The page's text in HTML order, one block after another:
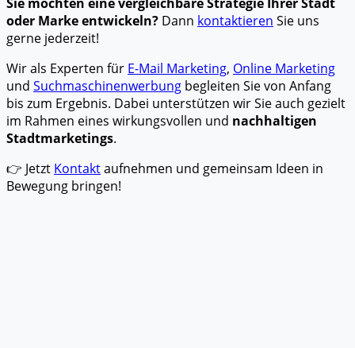
oder Marke entwickeln? Dann kontaktieren Sie uns
gerne jederzeit!
Wir als Experten für E-Mail Marketing, Online Marketing
und Suchmaschinenwerbung begleiten Sie von Anfang
bis zum Ergebnis. Dabei unterstützen wir Sie auch gezielt
im Rahmen eines wirkungsvollen und nachhaltigen
Stadtmarketings.
👉 Jetzt Kontaktaufnehmen und gemeinsam Ideen in
Bewegung bringen!